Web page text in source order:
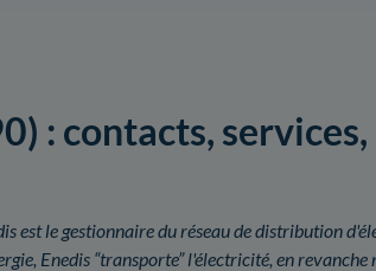
: contacts,
est le gestionnaire du réseau de distribution
Enedis “transporte” l'électricité, en